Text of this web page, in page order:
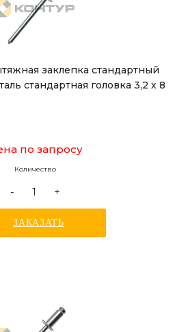
заклепка стандартный
стандартная головка 3,2 х 8
по запросу
Количество
- +
ЗАКАЗАТЬ